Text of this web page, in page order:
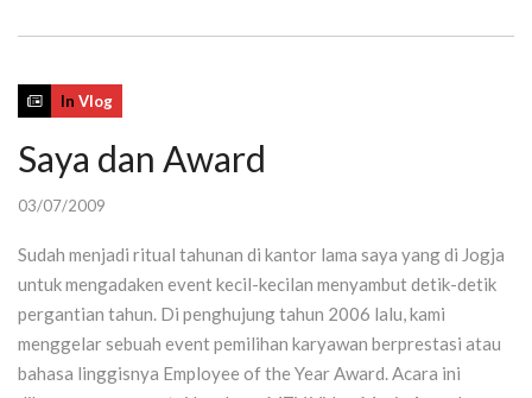
In Vlog
Saya dan Award
03/07/2009
Sudah menjadi ritual tahunan di kantor lama saya yang di Jogja
untuk mengadaken event kecil-kecilan menyambut detik-detik
pergantian tahun. Di penghujung tahun 2006 lalu, kami
menggelar sebuah event pemilihan karyawan berprestasi atau
bahasa linggisnya Employee of the Year Award. Acara ini